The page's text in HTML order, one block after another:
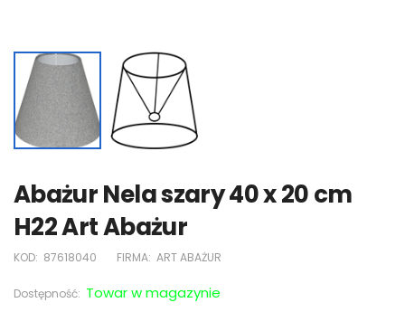
Abażur Nela szary 40 x 20 cm
H22 Art Abażur
KOD: 87618040 FIRMA: ART ABAŻUR
Dostępność: Towar w magazynie